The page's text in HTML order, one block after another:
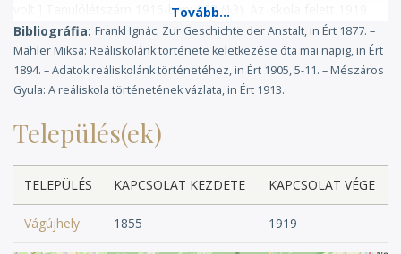
volt.] Tanulólétszám 1916-ban: 228 (13). Az iskola felett 1919
után a magyar tanügyigazgatás illetékessége megszűnt. (KIKT)
Bibliográfia Frankl Ignác: Zur Geschichte der Anstalt, in Ért 1877. –
Mahler Miksa: Reáliskolánk története keletkezése óta mai napig, in Ért
1894. – Adatok reáliskolánk történetéhez, in Ért 1905, 5-11. – Mészáros
Gyula: A reáliskola történetének vázlata, in Ért 1913.
Település(ek)
TELEPÜLÉS KAPCSOLAT KEZDETE KAPCSOLAT VÉGE
Vágújhely 1855 1919